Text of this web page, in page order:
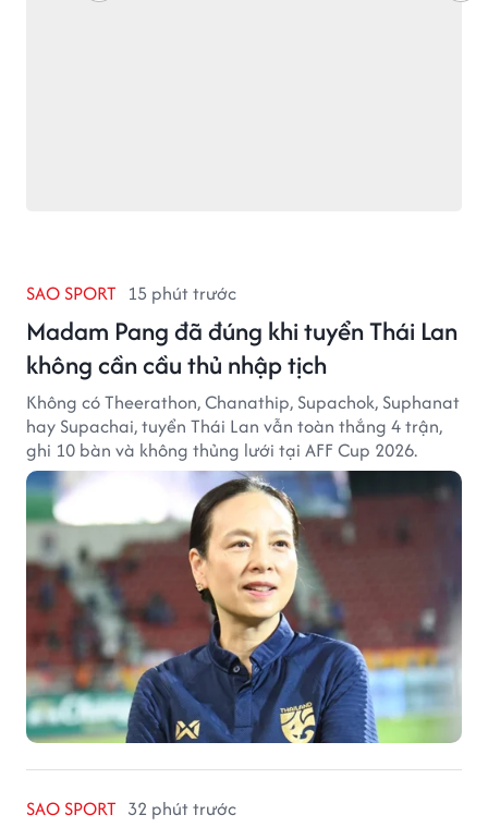
SAO SPORT 15 phút trước
Madam Pang đã đúng khi tuyển Thái Lan
không cần cầu thủ nhập tịch
Không có Theerathon, Chanathip, Supachok, Suphanat
hay Supachai, tuyển Thái Lan vẫn toàn thắng 4 trận,
ghi 10 bàn và không thủng lưới tại AFF Cup 2026.
SAO SPORT 32 phút trước